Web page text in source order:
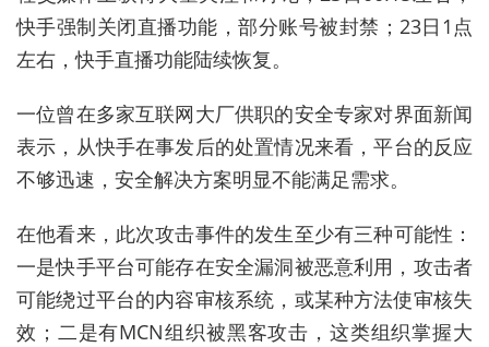
快手强制关闭直播功能，部分账号被封禁 ； 23日 1 点
左右 ，快手直播功能陆续恢复。
一位曾在多家互联网大厂供职的安全专家对界面新闻
表示 ， 从快手在事发后的处置情况来看 ，平台的反应
不够迅速，安全解决方案明显不能满足需求。
在他看来， 此次攻击事件的发生至少有三种可能性：
一是快手平台可能存在安全漏洞被恶意利用，攻击者
可能绕过平台的内容审核系统，或某种方法使审核失
效 ； 二是有MCN组织被黑客攻击，这类组织掌握大